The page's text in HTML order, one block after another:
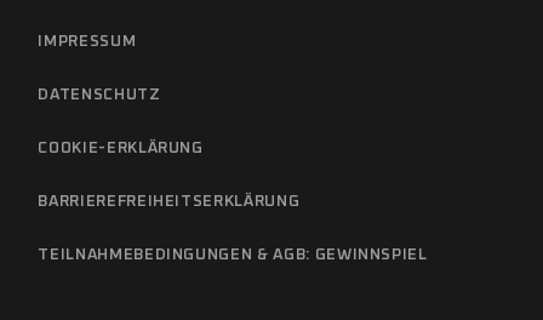
IMPRESSUM
DATENSCHUTZ
COOKIE-ERKLÄRUNG
BARRIEREFREIHEITSERKLÄRUNG
TEILNAHMEBEDINGUNGEN & AGB: GEWINNSPIEL